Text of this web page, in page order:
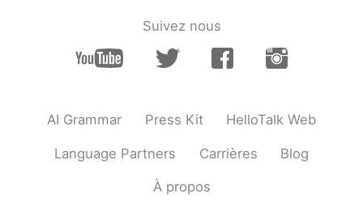
sure 🤣🤣🤣🤣🤣😊
Jajajajjajaja qué buena anécdota 🤣
Ian 2021.07.06 01:28
Suivez nous
AI Grammar Press Kit HelloTalk Web
Language Partners Carrières Blog
À propos